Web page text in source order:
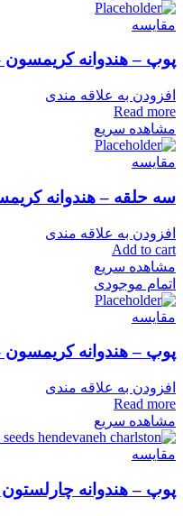
مقایسه
پوپ – هندوانه کریمسون – 500 گرمی –
افزودن به علاقه مندی
Read more
مشاهده سریع
مقایسه
سه حلقه – هندوانه کریمسون – 500
افزودن به علاقه مندی
Add to cart
مشاهده سریع
اتمام موجودی
مقایسه
پوپ – هندوانه کریمسون – 500 گرمی –
افزودن به علاقه مندی
Read more
مشاهده سریع
مقایسه
پوپ – هندوانه چارلستون – 500 گرمی –